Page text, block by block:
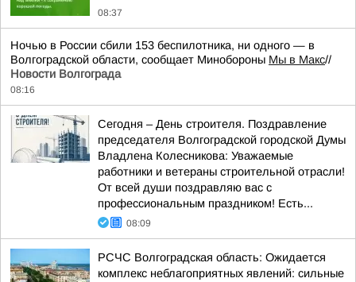
08:37
Ночью в России сбили 153 беспилотника, ни одного — в
Волгоградской области, сообщает Минобороны Мы в Макс//
Новости Волгограда
08:16
Сегодня – День строителя. Поздравление
председателя Волгоградской городской Думы
Владлена Колесникова: Уважаемые
работники и ветераны строительной отрасли!
От всей души поздравляю вас с
профессиональным праздником! Есть...
08:09
РСЧС Волгоградская область: Ожидается
комплекс неблагоприятных явлений: сильные